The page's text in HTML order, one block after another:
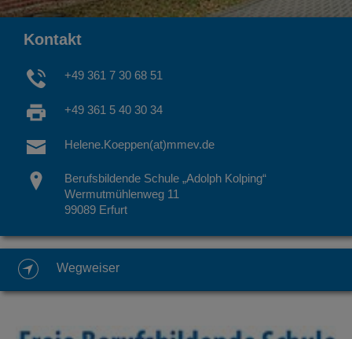
Kontakt
+49 361 7 30 68 51
+49 361 5 40 30 34
Helene.Koeppen(at)mmev.de
Berufsbildende Schule „Adolph Kolping“
Wermutmühlenweg 11
99089 Erfurt
Wegweiser